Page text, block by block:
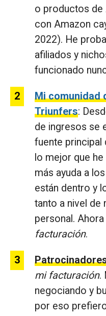
o productos de
con Amazon
2022). He
afiliados y
funcionado
Mi comunidad
Triunfers:
de ingresos se
fuente principal
lo mejor que
más ayuda a
están dentro y
tanto a nivel de
personal.
facturación.
mi facturación.
negociando y
por eso